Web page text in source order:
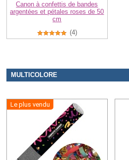
Canon à confettis de bandes
argentées et pétales roses de 50
cm
(4)
MULTICOLORE
Le plus vendu